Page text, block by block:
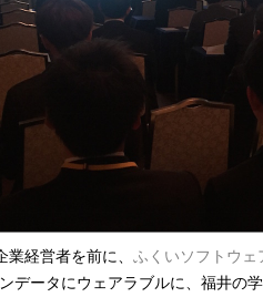
経営者を前に、 ふくいソフトウェ
データにウェアラブルに、福井の